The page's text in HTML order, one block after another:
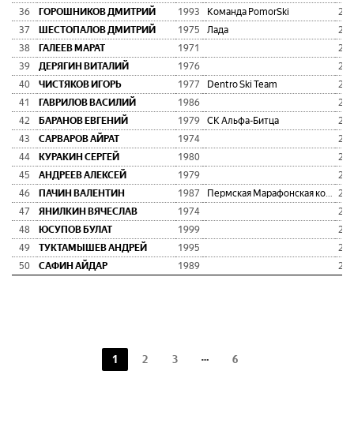
36
ГОРОШНИКОВ ДМИТРИЙ 1993 Команда PomorSki
37
ШЕСТОПАЛОВ ДМИТРИЙ 1975 Лада
38
ГАЛЕЕВ МАРАТ 1971
39
ДЕРЯГИН ВИТАЛИЙ 1976
40
ЧИСТЯКОВ ИГОРЬ 1977 Dentro Ski Team
41
ГАВРИЛОВ ВАСИЛИЙ 1986
42
БАРАНОВ ЕВГЕНИЙ 1979 СК Альфа-Битца
43
САРВАРОВ АЙРАТ 1974
44
КУРАКИН СЕРГЕЙ 1980
45
АНДРЕЕВ АЛЕКСЕЙ 1979
46
ПАЧИН ВАЛЕНТИН 1987 Пермская Марафонская команда
47
ЯНИЛКИН ВЯЧЕСЛАВ 1974
48
ЮСУПОВ БУЛАТ 1999
49
ТУКТАМЫШЕВ АНДРЕЙ 1995
50
САФИН АЙДАР 1989
1 2 3 6